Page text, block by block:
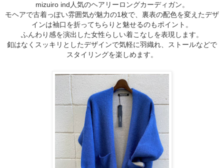
mizuiro ind人気のヘアリーロングカーディガン。
モヘアで古着っぽい雰囲気が魅力の1枚で、裏表の配色を変えたデザ
インは袖口を折ってちらりと魅せるのもポイント。
ふんわり感を演出した女性らしい着こなしを表現します。
釦はなくスッキリとしたデザインで気軽に羽織れ、ストールなどで
スタイリングを楽しめます。